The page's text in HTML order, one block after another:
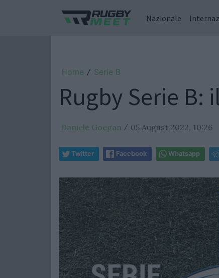
Nazionale
Home / Serie B
Rugby Serie B:
Daniele Goegan / 05 August 2022, 10:26
Twitter Facebook Whatsapp